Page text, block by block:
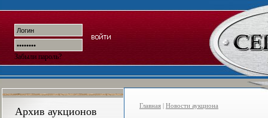
Забыли пароль?
Архив аукционов Главная | Новости аукциона